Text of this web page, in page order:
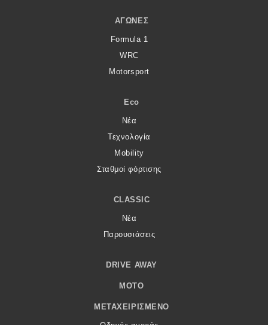
ΑΓΏΝΕΣ
Formula 1
WRC
Motorsport
Eco
Νέα
Τεχνολογία
Mobility
Σταθμοί φόρτισης
CLASSIC
Νέα
Παρουσιάσεις
DRIVE AWAY
MOTO
ΜΕΤΑΧΕΙΡΙΣΜΈΝΟ